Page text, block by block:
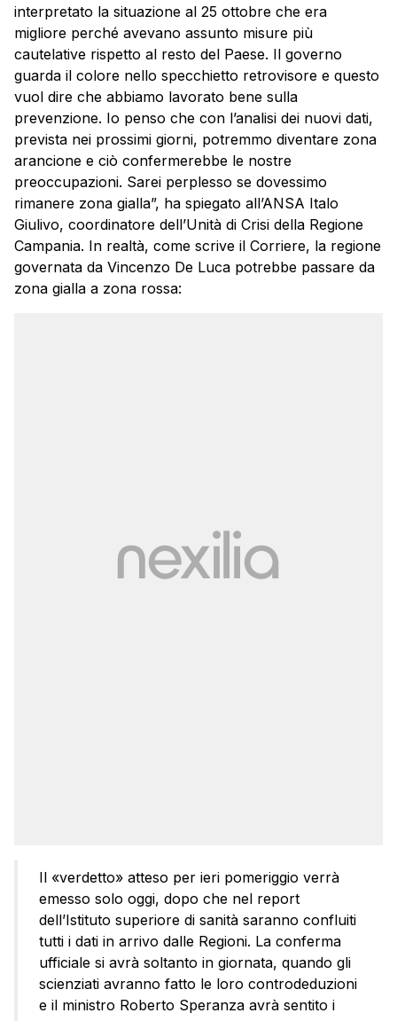
interpretato la situazione al 25 ottobre che era
migliore perché avevano assunto misure più
cautelative rispetto al resto del Paese. Il governo
guarda il colore nello specchietto retrovisore e questo
vuol dire che abbiamo lavorato bene sulla
prevenzione. Io penso che con l’analisi dei nuovi dati,
prevista nei prossimi giorni, potremmo diventare zona
arancione e ciò confermerebbe le nostre
preoccupazioni. Sarei perplesso se dovessimo
rimanere zona gialla”, ha spiegato all’ANSA Italo
Giulivo, coordinatore dell’Unità di Crisi della Regione
Campania. In realtà, come scrive il Corriere, la regione
governata da Vincenzo De Luca potrebbe passare da
zona gialla a zona rossa:
Il «verdetto» atteso per ieri pomeriggio verrà
emesso solo oggi, dopo che nel report
dell’Istituto superiore di sanità saranno confluiti
tutti i dati in arrivo dalle Regioni. La conferma
ufficiale si avrà soltanto in giornata, quando gli
scienziati avranno fatto le loro controdeduzioni
e il ministro Roberto Speranza avrà sentito i